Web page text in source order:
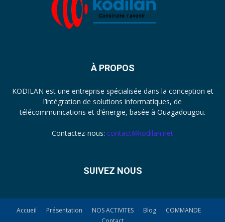
À PROPOS
KODILAN est une entreprise spécialisée dans la conception et
l’intégration de solutions informatiques, de
télécommunications et d’énergie, basée à Ouagadougou.
Contactez-nous: contact@kodilan.net
SUIVEZ NOUS
Accueil Présentation NOS ACTIVITES Blog
COMMANDE